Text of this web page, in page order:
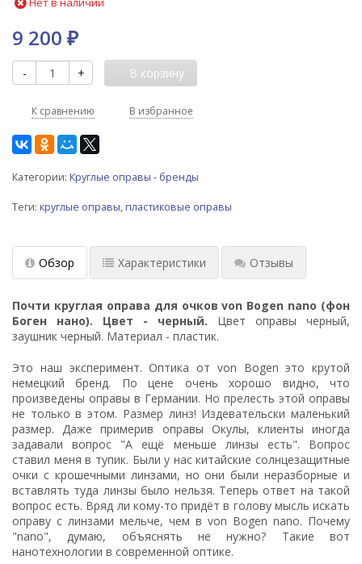
9 200 ₽
- + В корзину
К сравнению В избранное
Категории: Круглые оправы - бренды
Теги: круглые оправы,пластиковые оправы
Обзор Характеристики Отзывы
Почти круглая оправа для очков von Bogen nano (фон
Боген нано). Цвет - черный. Цвет оправы черный,
заушник черный. Материал - пластик.
Это наш эксперимент. Оптика от von Bogen это крутой
немецкий бренд. По цене очень хорошо видно, что
произведены оправы в Германии. Но прелесть этой оправы
не только в этом. Размер линз! Издевательски маленький
размер. Даже примерив оправы Окулы, клиенты иногда
задавали вопрос "А ещё меньше линзы есть". Вопрос
ставил меня в тупик. Были у нас китайские солнцезащитные
очки с крошечными линзами, но они были неразборные и
вставлять туда линзы было нельзя. Теперь ответ на такой
вопрос есть. Вряд ли кому-то придёт в голову мысль искать
оправу с линзами мельче, чем в von Bogen nano. Почему
"nano", думаю, объяснять не нужно? Такие вот
нанотехнологии в современной оптике.